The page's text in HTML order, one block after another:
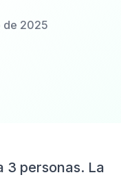
de 2025
3 personas. La